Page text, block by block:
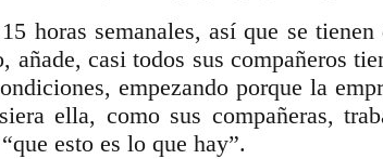
horas semanales, así que se
añade, casi todos sus compañeros
empezando porque la
ella, como sus compañeras,
esto es lo que hay”.